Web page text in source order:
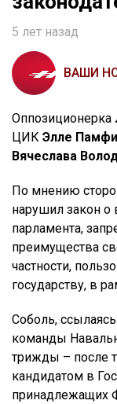
5 лет назад
ВАШИ
Оппозиционерка
ЦИК Элле
Вячеслава
По мнению
нарушил закон о
парламента,
преимущества
частности,
государству, в
Соболь,
команды
трижды – после
кандидатом в
принадлежащих